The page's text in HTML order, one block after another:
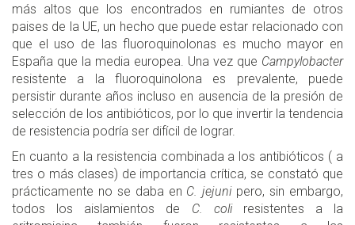
más altos que los encontrados en rumiantes de otros
paises de la UE, un hecho que puede estar relacionado con
que el uso de las fluoroquinolonas es mucho mayor en
España que la media europea. Una vez que Campylobacter
resistente a la fluoroquinolona es prevalente, puede
persistir durante años incluso en ausencia de la presión de
selección de los antibióticos, por lo que invertir la tendencia
de resistencia podría ser difícil de lograr.
En cuanto a la resistencia combinada a los antibióticos ( a
tres o más clases) de importancia crítica, se constató que
prácticamente no se daba en C. jejunipero, sin embargo,
todos los aislamientos de C. coliresistentes a la